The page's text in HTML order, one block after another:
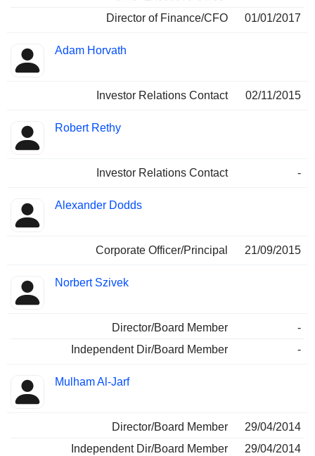
Director of Finance/CFO
01/01/2017
Adam Horvath
Investor Relations Contact 02/11/2015
Robert Rethy
Investor Relations Contact -
Alexander Dodds
Corporate Officer/Principal 21/09/2015
Norbert Szivek
Director/Board Member
-
Independent Dir/Board Member
-
Mulham Al-Jarf
Director/Board Member
29/04/2014
Independent Dir/Board Member
29/04/2014